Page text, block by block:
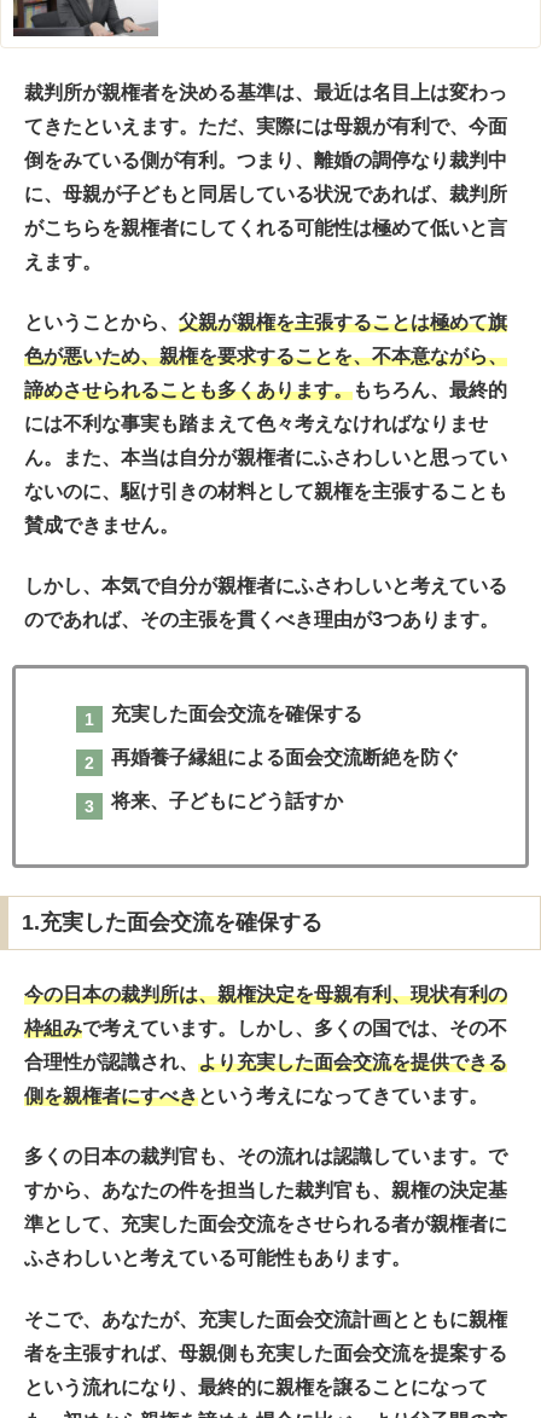
裁判所が親権者を決める基準は、最近は名目上は変わっ
てきたといえます。ただ、実際には母親が有利で、今面
倒をみている側が有利。つまり、離婚の調停なり裁判中
に、母親が子どもと同居している状況であれば、裁判所
がこちらを親権者にしてくれる可能性は極めて低いと言
えます。
ということから、 父親が親権を主張することは極めて旗
色が悪いため、親権を要求することを、不本意ながら、
諦めさせられることも多くあります。もちろん、最終的
には不利な事実も踏まえて色々考えなければなりませ
ん。また、本当は自分が親権者にふさわしいと思ってい
ないのに、駆け引きの材料として親権を主張することも
賛成できません。
しかし、本気で自分が親権者にふさわしいと考えている
のであれば、その主張を貫くべき理由が3つあります。
充実した面会交流を確保する
再婚養子縁組による面会交流断絶を防ぐ
将来、子どもにどう話すか
1.充実した面会交流を確保する
今の日本の裁判所は、親権決定を母親有利、現状有利の
枠組みで考えています。しかし、多くの国では、その不
合理性が認識され、 より充実した面会交流を提供できる
側を親権者にすべきという考えになってきています。
多くの日本の裁判官も、その流れは認識しています。で
すから、あなたの件を担当した裁判官も、親権の決定基
準として、充実した面会交流をさせられる者が親権者に
ふさわしいと考えている可能性もあります。
そこで、あなたが、充実した面会交流計画とともに親権
者を主張すれば、母親側も充実した面会交流を提案する
という流れになり、最終的に親権を譲ることになって